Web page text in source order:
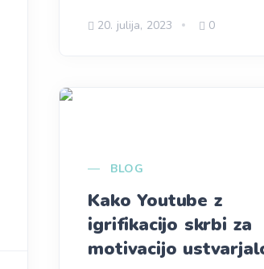
20. julija, 2023 0
BLOG
Kako Youtube z
igrifikacijo skrbi za
motivacijo